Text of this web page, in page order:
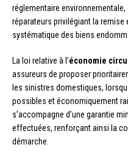
réglementaire
réparateurs privilégiant la
systématique des biens
La loi relative à l’économie
assureurs de proposer
les sinistres domestiques,
possibles et économiquement
s’accompagne d’une garantie
effectuées, renforçant ainsi la
démarche.